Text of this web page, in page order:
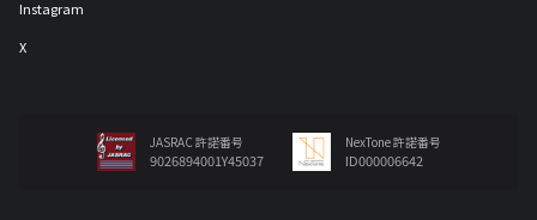
Instagram
X
JASRAC 許諾番号
9026894001Y45037
NexTone 許諾番号
ID000006642